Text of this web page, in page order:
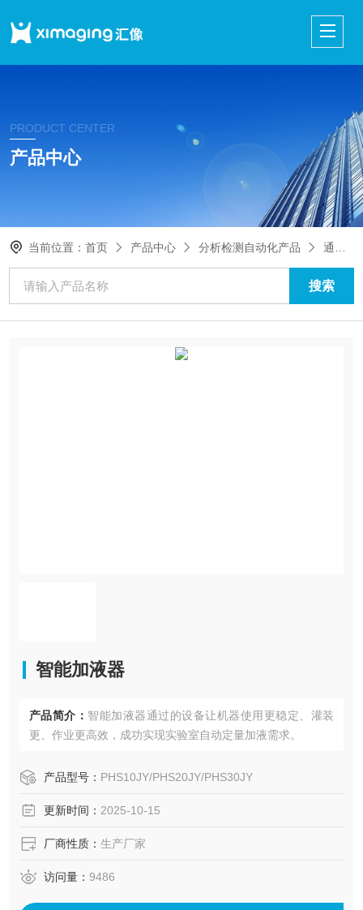
PRODUCT CENTER
产品中心
当前位置：首页 产品中心 分析检测自动化产品 通用化学自动化仪器设备
智能加液器
产品简介： 智能加液器通过的设备让机器使用更稳定、灌装
更、作业更高效，成功实现实验室自动定量加液需求。
产品型号： PHS10JY/PHS20JY/PHS30JY
更新时间： 2025-10-15
厂商性质： 生产厂家
访问量： 9486